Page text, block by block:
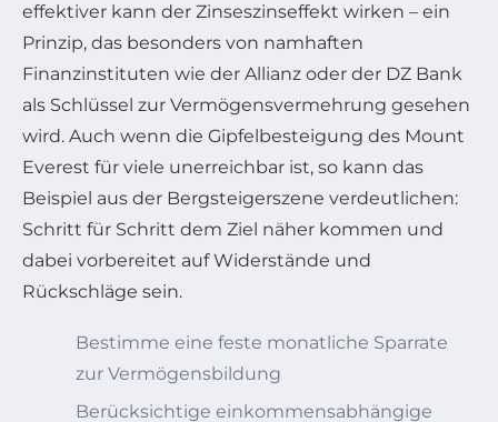
effektiver kann der Zinseszinseffekt wirken – ein
Prinzip, das besonders von namhaften
Finanzinstituten wie der Allianz oder der DZ Bank
als Schlüssel zur Vermögensvermehrung gesehen
wird. Auch wenn die Gipfelbesteigung des Mount
Everest für viele unerreichbar ist, so kann das
Beispiel aus der Bergsteigerszene verdeutlichen:
Schritt für Schritt dem Ziel näher kommen und
dabei vorbereitet auf Widerstände und
Rückschläge sein.
Bestimme eine feste monatliche Sparrate
zur Vermögensbildung
Berücksichtige einkommensabhängige